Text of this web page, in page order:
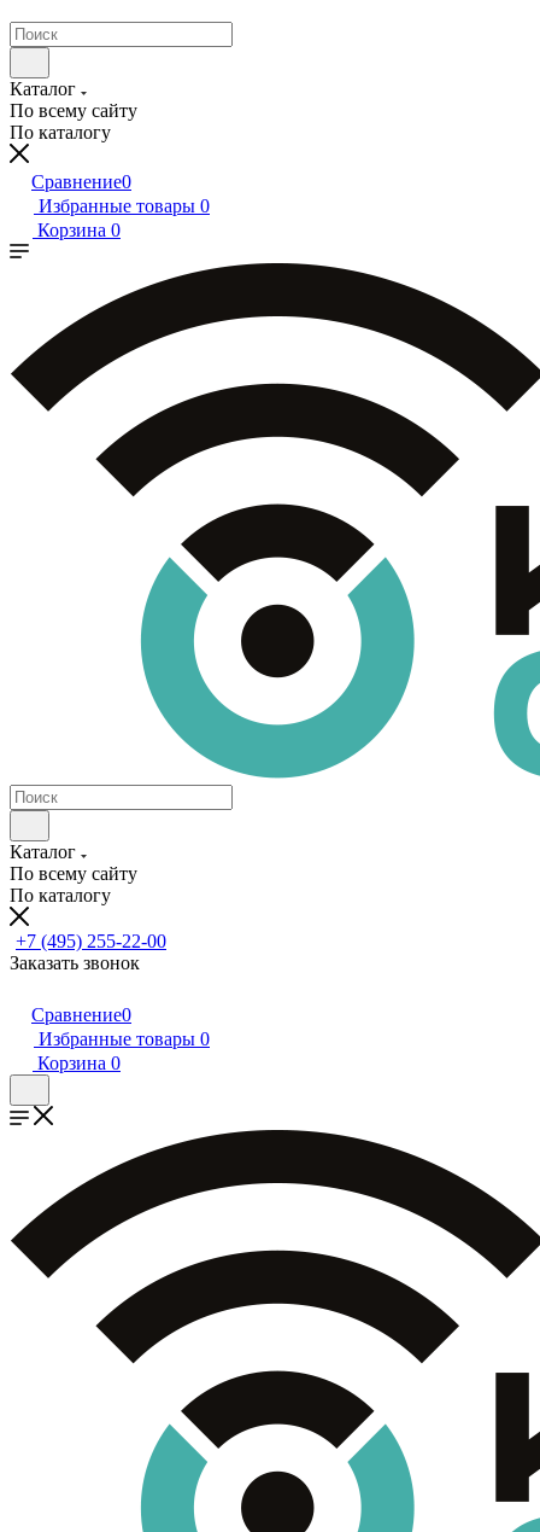
Каталог
По всему сайту
По каталогу
Сравнение0
Избранные товары 0
Корзина 0
Каталог
По всему сайту
По каталогу
+7 (495) 255-22-00
Заказать звонок
Сравнение0
Избранные товары 0
Корзина 0